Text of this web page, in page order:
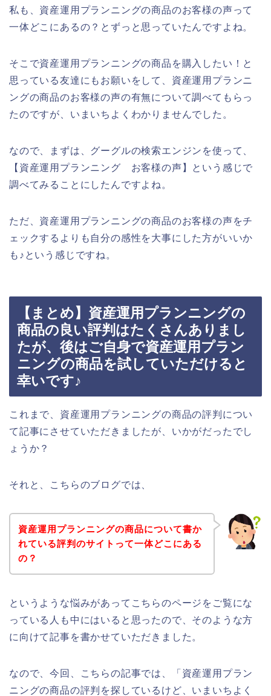
私も、資産運用プランニングの商品のお客様の声って
一体どこにあるの？とずっと思っていたんですよね。
そこで資産運用プランニングの商品を購入したい！と
思っている友達にもお願いをして、資産運用プランニ
ングの商品のお客様の声の有無について調べてもらっ
たのですが、いまいちよくわかりませんでした。
なので、まずは、グーグルの検索エンジンを使って、
【資産運用プランニング お客様の声】という感じで
調べてみることにしたんですよね。
ただ、資産運用プランニングの商品のお客様の声をチ
ェックするよりも自分の感性を大事にした方がいいか
も♪という感じですね。
【まとめ】資産運用プランニングの
商品の良い評判はたくさんありまし
たが、後はご自身で資産運用プラン
ニングの商品を試していただけると
幸いです♪
これまで、資産運用プランニングの商品の評判につい
て記事にさせていただきましたが、いかがだったでし
ょうか？
それと、こちらのブログでは、
資産運用プランニングの商品について書か
れている評判のサイトって一体どこにある
の？
というような悩みがあってこちらのページをご覧にな
っている人も中にはいると思ったので、そのような方
に向けて記事を書かせていただきました。
なので、今回、こちらの記事では、「資産運用プラン
ニングの商品の評判を探しているけど、いまいちよく